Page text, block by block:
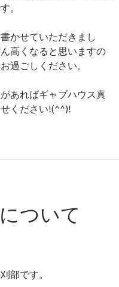
。
かせていただきまし
高くなると思いますの
過ごしください。
あればギャブハウス真
ください!(^^)!
ついて
部です。